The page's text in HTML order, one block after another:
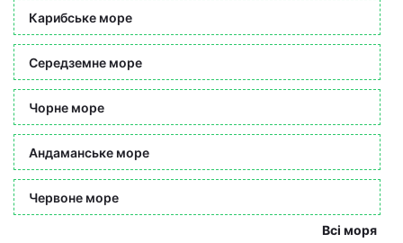
Карибське море
Середземне море
Чорне море
Андаманське море
Червоне море
Всі моря